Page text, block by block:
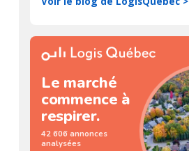
Le marché
commence à
respirer.
42 606 annonces
analysées